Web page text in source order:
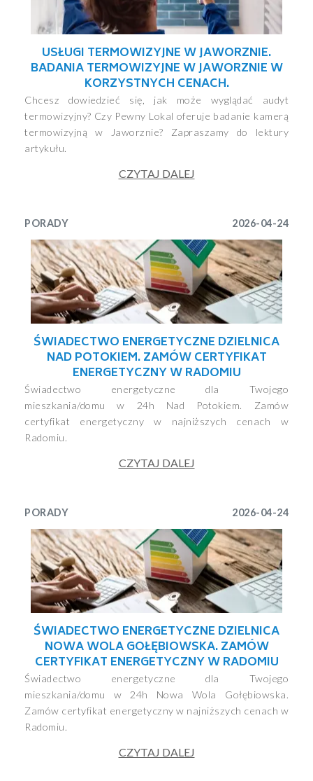
USŁUGI TERMOWIZYJNE W JAWORZNIE.
BADANIA TERMOWIZYJNE W JAWORZNIE W
KORZYSTNYCH CENACH.
Chcesz dowiedzieć się, jak może wyglądać audyt
termowizyjny? Czy Pewny Lokal oferuje badanie kamerą
termowizyjną w Jaworznie? Zapraszamy do lektury
artykułu.
CZYTAJ DALEJ
PORADY 2026-04-24
ŚWIADECTWO ENERGETYCZNE DZIELNICA
NAD POTOKIEM. ZAMÓW CERTYFIKAT
ENERGETYCZNY W RADOMIU
Świadectwo energetyczne dla Twojego
mieszkania/domu w 24h Nad Potokiem. Zamów
certyfikat energetyczny w najniższych cenach w
Radomiu.
CZYTAJ DALEJ
PORADY 2026-04-24
ŚWIADECTWO ENERGETYCZNE DZIELNICA
NOWA WOLA GOŁĘBIOWSKA. ZAMÓW
CERTYFIKAT ENERGETYCZNY W RADOMIU
Świadectwo energetyczne dla Twojego
mieszkania/domu w 24h Nowa Wola Gołębiowska.
Zamów certyfikat energetyczny w najniższych cenach w
Radomiu.
CZYTAJ DALEJ